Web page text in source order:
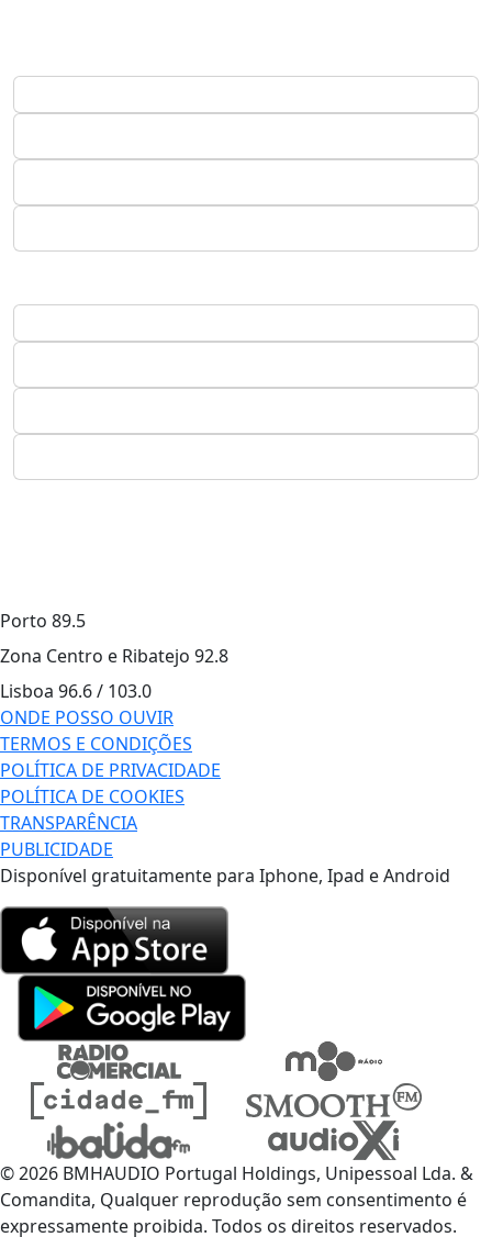
Porto 89.5
Zona Centro e Ribatejo 92.8
Lisboa 96.6 / 103.0
ONDE POSSO OUVIR
TERMOS E CONDIÇÕES
POLÍTICA DE PRIVACIDADE
POLÍTICA DE COOKIES
TRANSPARÊNCIA
PUBLICIDADE
Disponível gratuitamente para Iphone, Ipad e Android
© 2026 BMHAUDIO Portugal Holdings, Unipessoal Lda. &
Comandita, Qualquer reprodução sem consentimento é
expressamente proibida. Todos os direitos reservados.